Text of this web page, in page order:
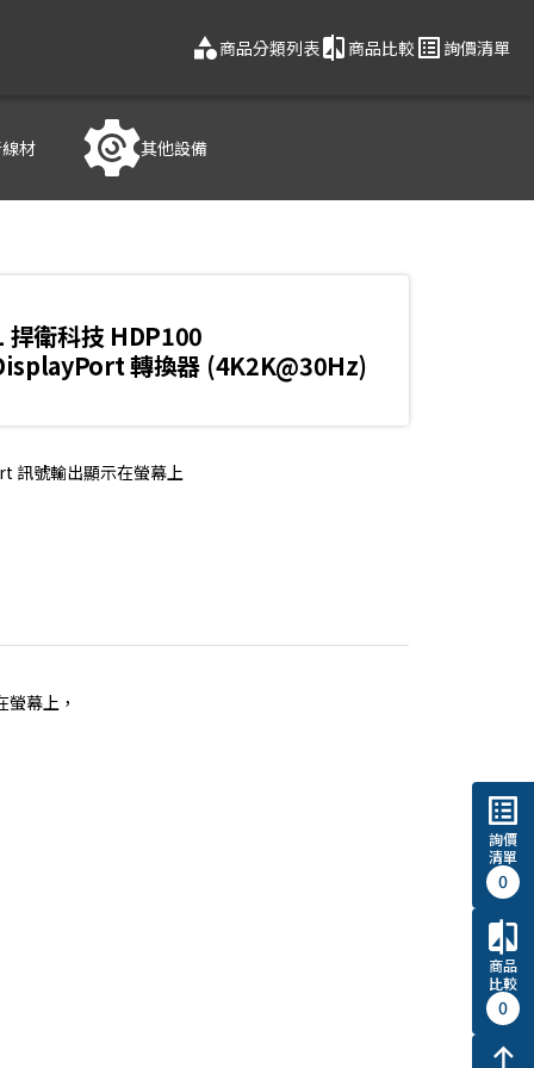
category商品分類列表compare商品比較 list_alt 詢價清單
材 其他設備
捍衛科技 HDP100
轉換器 (4K2K@30Hz)
訊號輸出顯示在螢幕上
幕上，
list_alt
詢價
清單
0
compare
商品
比較
0
north